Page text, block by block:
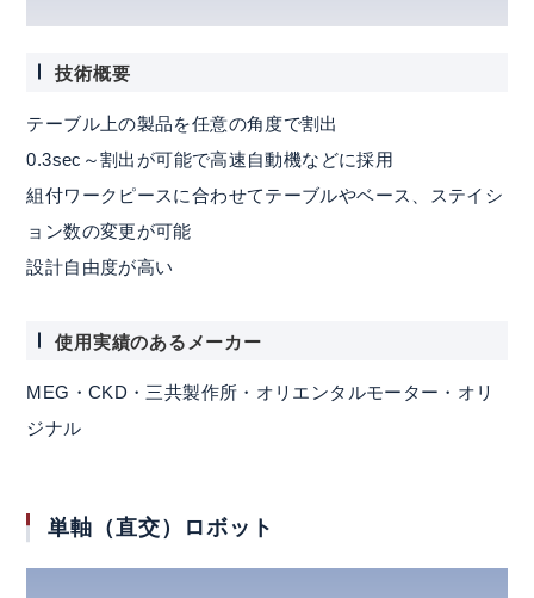
技術概要
テーブル上の製品を任意の角度で割出
0.3sec～割出が可能で高速自動機などに採用
組付ワークピースに合わせてテーブルやベース、ステイシ
ョン数の変更が可能
設計自由度が高い
使用実績のあるメーカー
MEG・CKD・三共製作所・オリエンタルモーター・オリ
ジナル
単軸（直交）ロボット